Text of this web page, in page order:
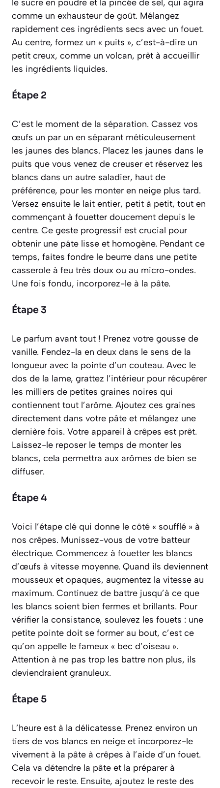
le sucre en poudre et la pincée de sel, qui agira
comme un exhausteur de goût. Mélangez
rapidement ces ingrédients secs avec un fouet.
Au centre, formez un « puits », c’est-à-dire un
petit creux, comme un volcan, prêt à accueillir
les ingrédients liquides.
Étape 2
C’est le moment de la séparation. Cassez vos
œufs un par un en séparant méticuleusement
les jaunes des blancs. Placez les jaunes dans le
puits que vous venez de creuser et réservez les
blancs dans un autre saladier, haut de
préférence, pour les monter en neige plus tard.
Versez ensuite le lait entier, petit à petit, tout en
commençant à fouetter doucement depuis le
centre. Ce geste progressif est crucial pour
obtenir une pâte lisse et homogène. Pendant ce
temps, faites fondre le beurre dans une petite
casserole à feu très doux ou au micro-ondes.
Une fois fondu, incorporez-le à la pâte.
Étape 3
Le parfum avant tout ! Prenez votre gousse de
vanille. Fendez-la en deux dans le sens de la
longueur avec la pointe d’un couteau. Avec le
dos de la lame, grattez l’intérieur pour récupérer
les milliers de petites graines noires qui
contiennent tout l’arôme. Ajoutez ces graines
directement dans votre pâte et mélangez une
dernière fois. Votre appareil à crêpes est prêt.
Laissez-le reposer le temps de monter les
blancs, cela permettra aux arômes de bien se
diffuser.
Étape 4
Voici l’étape clé qui donne le côté « soufflé » à
nos crêpes. Munissez-vous de votre batteur
électrique. Commencez à fouetter les blancs
d’œufs à vitesse moyenne. Quand ils deviennent
mousseux et opaques, augmentez la vitesse au
maximum. Continuez de battre jusqu’à ce que
les blancs soient bien fermes et brillants. Pour
vérifier la consistance, soulevez les fouets : une
petite pointe doit se former au bout, c’est ce
qu’on appelle le fameux « bec d’oiseau ».
Attention à ne pas trop les battre non plus, ils
deviendraient granuleux.
Étape 5
L’heure est à la délicatesse. Prenez environ un
tiers de vos blancs en neige et incorporez-le
vivement à la pâte à crêpes à l’aide d’un fouet.
Cela va détendre la pâte et la préparer à
recevoir le reste. Ensuite, ajoutez le reste des